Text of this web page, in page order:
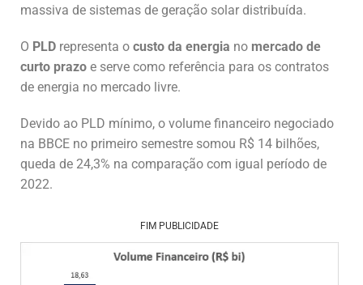
massiva de sistemas de geração solar distribuída.
O PLD representa o custo da energia no mercado de
curto prazo e serve como referência para os contratos
de energia no mercado livre.
Devido ao PLD mínimo, o volume financeiro negociado
na BBCE no primeiro semestre somou R$ 14 bilhões,
queda de 24,3% na comparação com igual período de
2022.
FIM PUBLICIDADE